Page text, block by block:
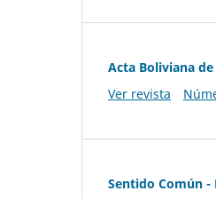
Acta Boliviana
Ver revista
Sentido Común -